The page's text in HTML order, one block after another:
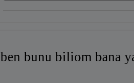
ben bunu biliom bana